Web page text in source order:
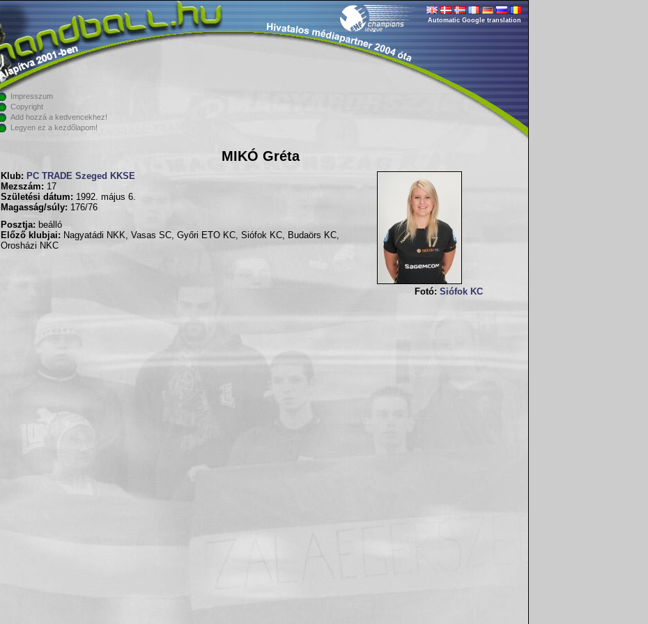
Automatic Google translation
Impresszum
Copyright
Add hozzá a kedvencekhez!
Legyen ez a kezdőlapom!
MIKÓ Gréta
Klub: PC TRADE Szeged KKSE
Mezszám: 17
Születési dátum: 1992. május 6.
Magasság/súly: 176/76
Posztja: beálló
Előző klubjai: Nagyatádi NKK, Vasas SC, Győri ETO KC, Siófok KC, Budaörs KC,
Orosházi NKC
Fotó: Siófok KC